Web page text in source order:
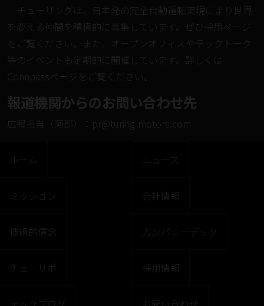
チューリングは、日本発の完全自動運転実現により世界
を変える仲間を積極的に募集しています。ぜひ 採用ページ
をご覧ください。また、オープンオフィスやテックトーク
等のイベントも定期的に開催しています。詳しくは
Connpassページ
をご覧ください。
報道機関からのお問い合わせ先
広報担当（阿部）： pr@turing-motors.com
ホーム
ミッション
技術的信念
チューリポ
ニュース
会社情報
カンパニーデック
採用情報